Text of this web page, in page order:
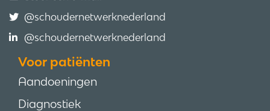
@schoudernetwerknederland
@schoudernetwerknederland
Voor patiënten
Aandoeningen
Diagnostiek